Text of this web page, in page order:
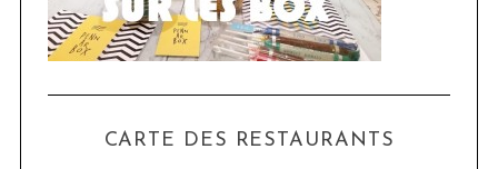
CARTE DES RESTAURANTS